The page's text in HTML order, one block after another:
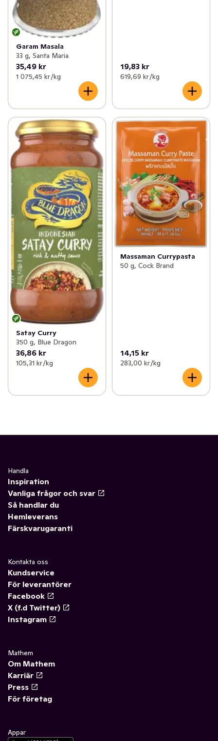
Garam Masala
33 g, Santa Maria
35,49 kr
1 075,45 kr /kg
19,83 kr
619,69 kr /kg
Satay Curry
350 g, Blue Dragon
36,86 kr
105,31 kr /kg
Massaman Currypasta
50 g, Cock Brand
14,15 kr
283,00 kr /kg
Handla
Inspiration
Vanliga frågor och svar
Så handlar du
Hemleverans
Färskvarugaranti
Kontakta oss
Kundservice
För leverantörer
Facebook
X (f.d Twitter)
Instagram
Mathem
Om Mathem
Karriär
Press
För företag
Appar